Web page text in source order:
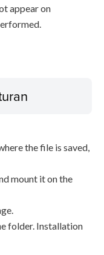
appear on
the file is saved,
mount it on the
folder. Installation